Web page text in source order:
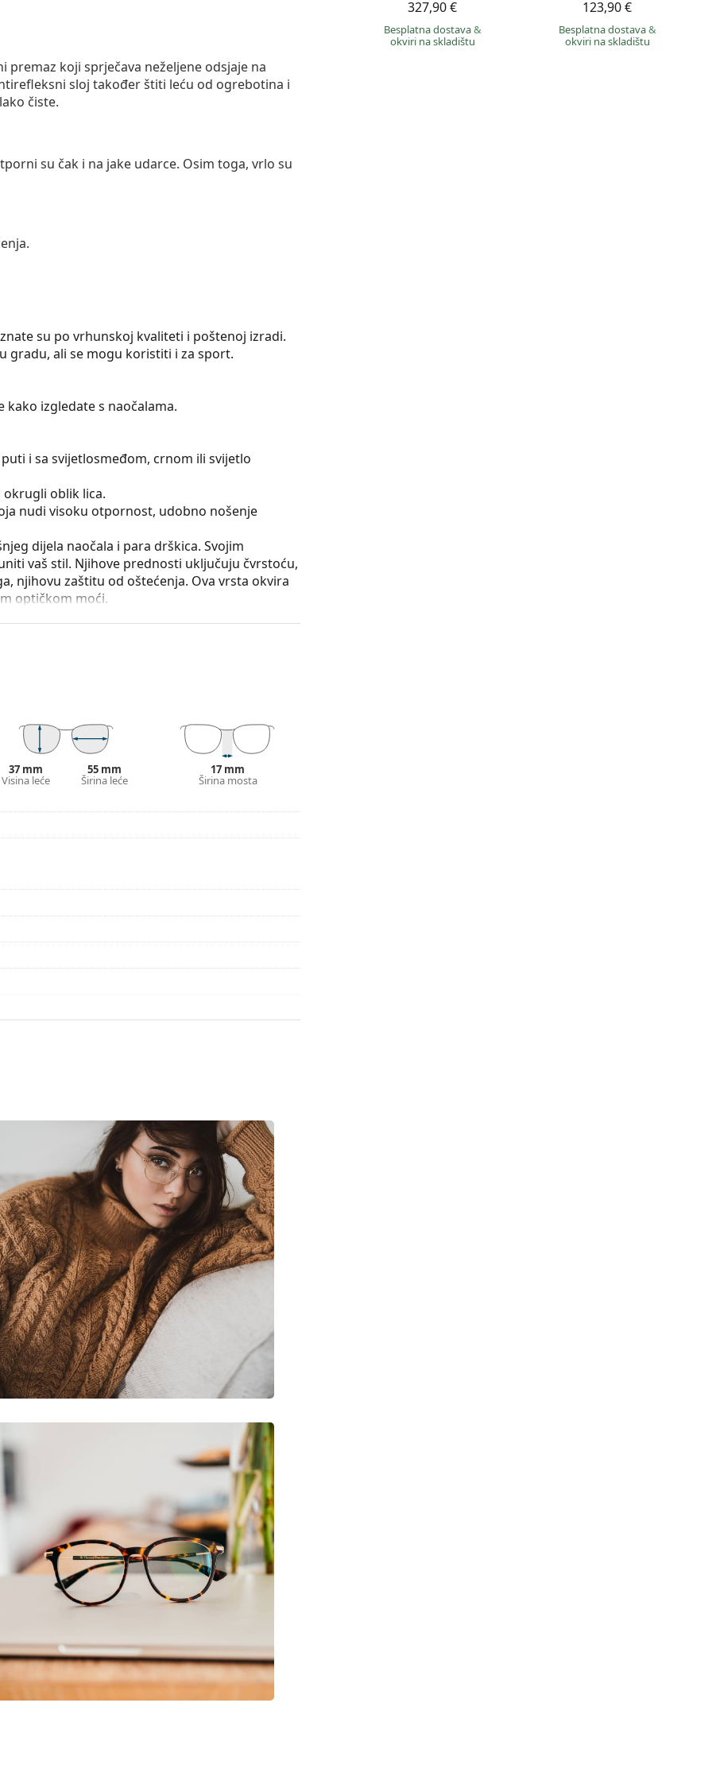
327,90 €
Besplatna dostava&
okviri na skladištu
123,90 €
Besplatna dostava&
okviri na skladištu
premaz koji sprječava neželjene odsjaje na
sloj također štiti leću od ogrebotina i
čiste.
su čak i na jake udarce. Osim toga, vrlo su
su po vrhunskoj kvaliteti i poštenoj izradi.
gradu, ali se mogu koristiti i za sport.
izgledate s naočalama.
i sa svijetlosmeđom, crnom ili svijetlo
oblik lica.
nudi visoku otpornost, udobno nošenje
dijela naočala i para drškica. Svojim
vaš stil. Njihove prednosti uključuju čvrstoću,
njihovu zaštitu od oštećenja. Ova vrsta okvira
optičkom moći.
i njena izvedba mogu se razlikovati.
za uporabu.
37 mm
Visina leće
55 mm
Širina leće
17 mm
Širina mosta